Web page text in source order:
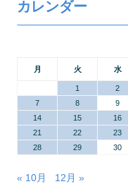
カレンダー
月 火 水
1 2
7
8 9
14
15 16
21
22 23
28
29 30
« 10月 12月 »